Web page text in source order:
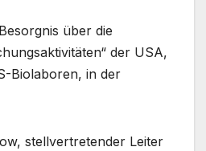
über die
der USA,
Biolaboren, in der
stellvertretender Leiter